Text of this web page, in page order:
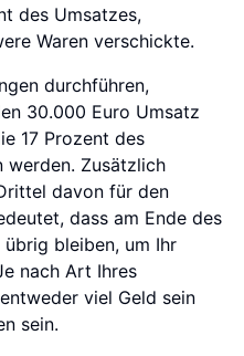
des Umsatzes,
Waren verschickte.
durchführen,
30.000 Euro Umsatz
17 Prozent des
werden. Zusätzlich
davon für den
dass am Ende des
bleiben, um Ihr
nach Art Ihres
viel Geld sein
sein.